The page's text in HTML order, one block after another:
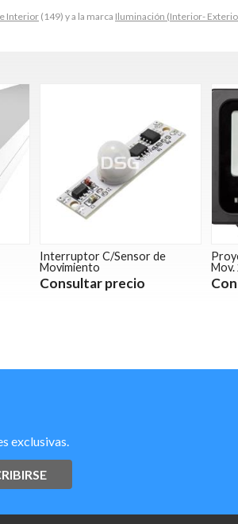
Interior (149) y a la marca Iluminación (Interior-
Interruptor C/Sensor de
Movimiento
Consultar precio
Mov.
exclusivas.